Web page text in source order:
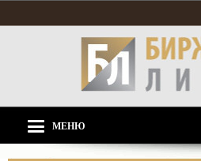
МЕНЮ